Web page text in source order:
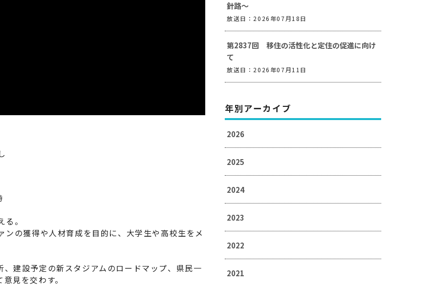
。
の獲得や人材育成を目的に、大学生や高校生をメ
建設予定の新スタジアムのロードマップ、県民一
見を交わす。
針路～
放送日：2026年07月18日
第2837回 移住の活性化と定住の促進に向け
て
放送日：2026年07月11日
年別アーカイブ
2026
2025
2024
2023
2022
2021